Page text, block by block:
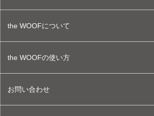
the WOOFについて
the WOOFの使い方
お問い合わせ